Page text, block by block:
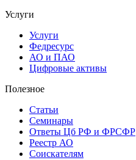
Услуги
Услуги
Федресурс
АО и ПАО
Цифровые активы
Полезное
Статьи
Cеминары
Ответы Цб РФ и ФРСФР
Реестр АО
Соискателям